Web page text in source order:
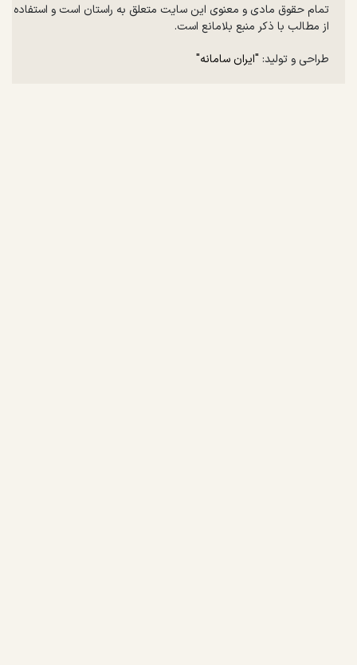
تمام حقوق مادی و معنوی این سایت متعلق به راستان است و استفاده
از مطالب با ذکر منبع بلامانع است.
طراحی و تولید: "ایران سامانه"